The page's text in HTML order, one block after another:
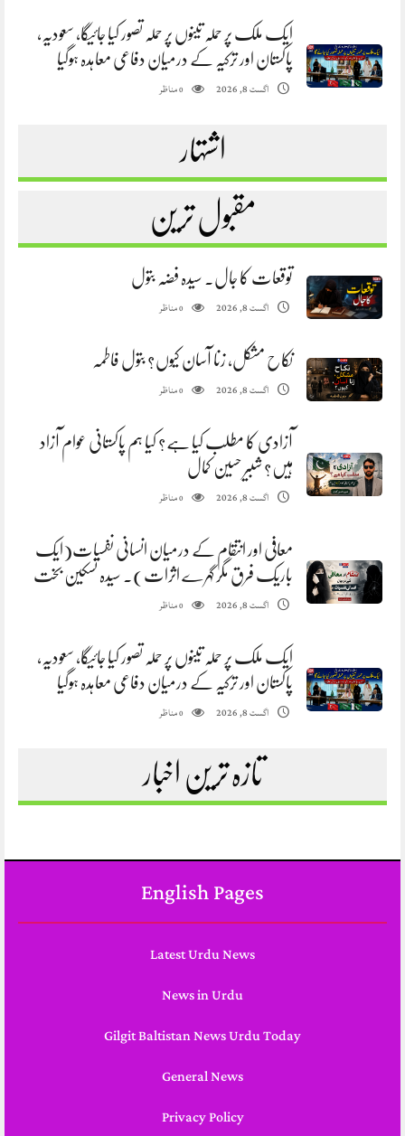
ایک ملک پر حملہ تینوں پر حملہ تصور کیا جائیگا، سعودیہ،
پاکستان اور ترکیہ کے درمیان دفاعی معاہدہ ہوگیا
اگست 8, 2026 0مناظر
اشتہار
مقبول ترین
توقعات کا جال. سیدہ فضہ بتول
اگست 8, 2026 0مناظر
نکاح مشکل، زنا آسان کیوں؟ بتول فاطمہ
اگست 8, 2026 0مناظر
آزادی کا مطلب کیا ہے؟ کیا ہم پاکستانی عوام آزاد
ہیں؟ شبیر حسین کمال
اگست 8, 2026 0مناظر
معافی اور انتقام کے درمیان انسانی نفسیات(ایک
باریک فرق مگر گہرے اثرات). سیدہ تسکین بخت
اگست 8, 2026 0مناظر
ایک ملک پر حملہ تینوں پر حملہ تصور کیا جائیگا، سعودیہ،
پاکستان اور ترکیہ کے درمیان دفاعی معاہدہ ہوگیا
اگست 8, 2026 0مناظر
تازہ ترین اخبار
English Pages
Latest Urdu News
News in Urdu
Gilgit Baltistan News Urdu Today
General News
Privacy Policy